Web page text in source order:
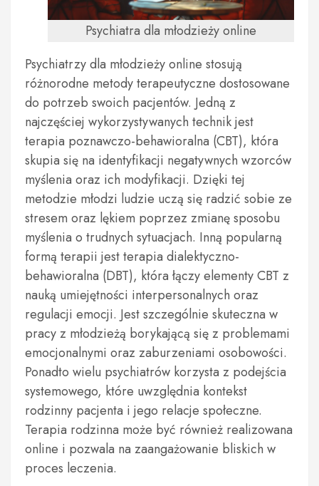
Psychiatra dla młodzieży online
Psychiatrzy dla młodzieży online stosują
różnorodne metody terapeutyczne dostosowane
do potrzeb swoich pacjentów. Jedną z
najczęściej wykorzystywanych technik jest
terapia poznawczo-behawioralna (CBT), która
skupia się na identyfikacji negatywnych wzorców
myślenia oraz ich modyfikacji. Dzięki tej
metodzie młodzi ludzie uczą się radzić sobie ze
stresem oraz lękiem poprzez zmianę sposobu
myślenia o trudnych sytuacjach. Inną popularną
formą terapii jest terapia dialektyczno-
behawioralna (DBT), która łączy elementy CBT z
nauką umiejętności interpersonalnych oraz
regulacji emocji. Jest szczególnie skuteczna w
pracy z młodzieżą borykającą się z problemami
emocjonalnymi oraz zaburzeniami osobowości.
Ponadto wielu psychiatrów korzysta z podejścia
systemowego, które uwzględnia kontekst
rodzinny pacjenta i jego relacje społeczne.
Terapia rodzinna może być również realizowana
online i pozwala na zaangażowanie bliskich w
proces leczenia.